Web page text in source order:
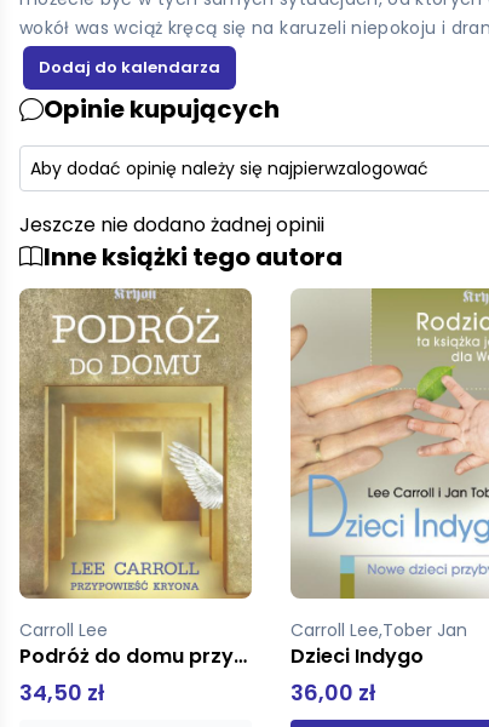
wokół was wciąż kręcą się na karuzeli niepokoju i
Opinie kupujących
Aby dodać opinię należy się najpierwzalogować
Jeszcze nie dodano żadnej opinii
Inne książki tego autora
Carroll Lee,Tober Jan
Dzieci Indygo
36,00 zł
Carroll Lee
49,00 zł